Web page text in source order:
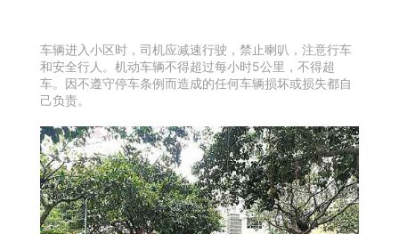
车辆进入小区时，司机应减速行驶，禁止喇叭，注意行车
和安全行人。机动车辆不得超过每小时5公里，不得超
车。因不遵守停车条例而造成的任何车辆损坏或损失都自
己负责。